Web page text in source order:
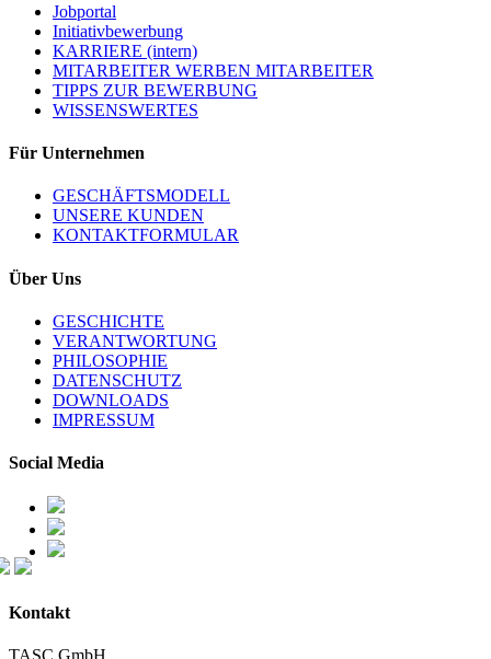
Jobportal
Initiativbewerbung
KARRIERE (intern)
MITARBEITER WERBEN MITARBEITER
TIPPS ZUR BEWERBUNG
WISSENSWERTES
Für Unternehmen
GESCHÄFTSMODELL
UNSERE KUNDEN
KONTAKTFORMULAR
Über Uns
GESCHICHTE
VERANTWORTUNG
PHILOSOPHIE
DATENSCHUTZ
DOWNLOADS
IMPRESSUM
Social Media
Kontakt
TASC GmbH